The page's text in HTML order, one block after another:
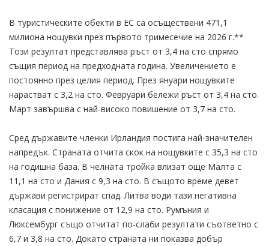
В туристическите обекти в ЕС са осъществени 471,1
милиона нощувки през първото тримесечие на 2026 г.**
Този резултат представлява ръст от 3,4 на сто спрямо
същия период на предходната година. Увеличението е
постоянно през целия период. През януари нощувките
нарастват с 3,2 на сто. Февруари бележи ръст от 3,4 на сто.
Март завършва с най-високо повишение от 3,7 на сто.
Сред държавите членки Ирландия постига най-значителен
напредък. Страната отчита скок на нощувките с 35,3 на сто
на годишна база. В челната тройка влизат още Малта с
11,1 на сто и Дания с 9,3 на сто. В същото време девет
държави регистрират спад. Литва води тази негативна
класация с понижение от 12,9 на сто. Румъния и
Люксембург също отчитат по-слаби резултати съответно с
6,7 и 3,8 на сто. Докато страната ни показва добър